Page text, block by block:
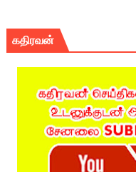
கதிரவன்